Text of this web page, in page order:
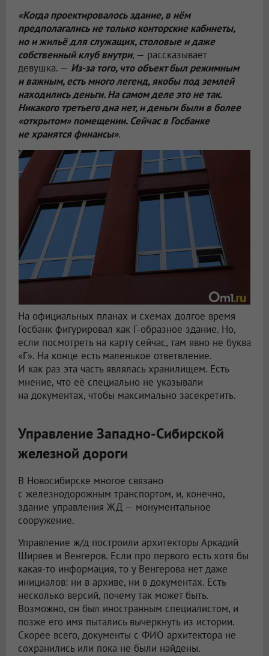
«Когда проектировалось здание, в нём
предполагались не только конторские кабинеты,
но и жильё для служащих, столовые и даже
собственный клуб внутри, — рассказывает
девушка. — Из-за того, что объект был режимным
и важным, есть много легенд, якобы под землей
находились деньги. На самом деле это не так.
Никакого третьего дна нет, и деньги были в более
«открытом» помещении. Сейчас в Госбанке
не хранятся финансы».
На официальных планах и схемах долгое время
Госбанк фигурировал как Г-образное здание. Но,
если посмотреть на карту сейчас, там явно не буква
«Г». На конце есть маленькое ответвление.
И как раз эта часть являлась хранилищем. Есть
мнение, что её специально не указывали
на документах, чтобы максимально засекретить.
Управление Западно-Сибирской
железной дороги
В Новосибирске многое связано
с железнодорожным транспортом, и, конечно,
здание управления ЖД — монументальное
сооружение.
Управление ж/д построили архитекторы Аркадий
Ширяев и Венгеров. Если про первого есть хотя бы
какая-то информация, то у Венгерова нет даже
инициалов: ни в архиве, ни в документах. Есть
несколько версий, почему так может быть.
Возможно, он был иностранным специалистом, и
позже его имя пытались вычеркнуть из истории.
Скорее всего, документы с ФИО архитектора не
сохранились или пока не были найдены.